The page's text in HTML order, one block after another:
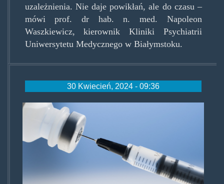
uzależnienia. Nie daje powikłań, ale do czasu –
mówi prof. dr hab. n. med. Napoleon
Waszkiewicz, kierownik Kliniki Psychiatrii
Uniwersytetu Medycznego w Białymstoku.
30 Kwiecień, 2024 - 09:36
antiopiovaccine.jpg